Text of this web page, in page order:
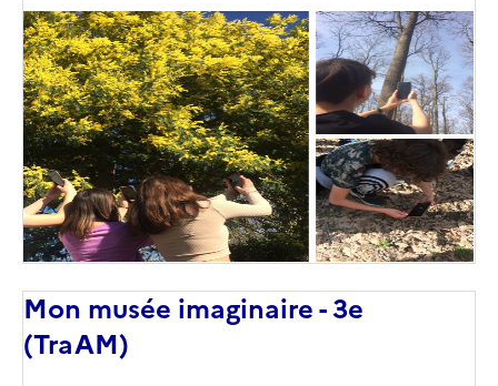
Image
de
couverture
(conseillée)
Mon musée imaginaire - 3e
(TraAM)